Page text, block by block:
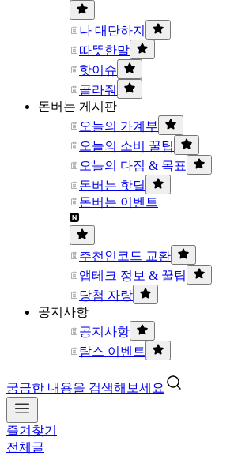
나 대단하지
따뜻한말
핫이슈
골라줘
돈버는 게시판
오늘의 가계부
오늘의 소비 꿀팁
오늘의 다짐 & 목표
돈버는 핫딜
돈버는 이벤트
추천인코드 교환
앱테크 정보 & 꿀팁
당첨 자랑
공지사항
공지사항
탐스 이벤트
궁금한 내용을 검색해보세요
즐겨찾기
전체글